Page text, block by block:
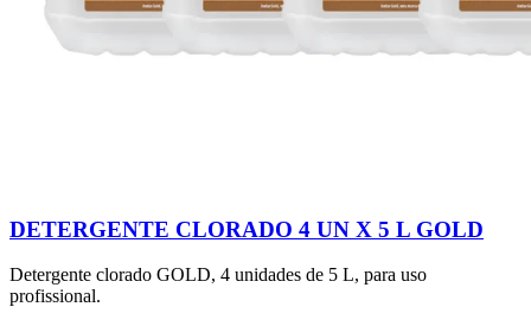
DETERGENTE CLORADO 4 UN X 5 L GOLD
Detergente clorado GOLD, 4 unidades de 5 L, para uso
profissional.